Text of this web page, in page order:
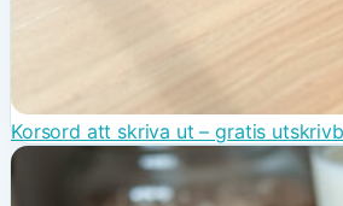
Korsord att skriva ut – gratis